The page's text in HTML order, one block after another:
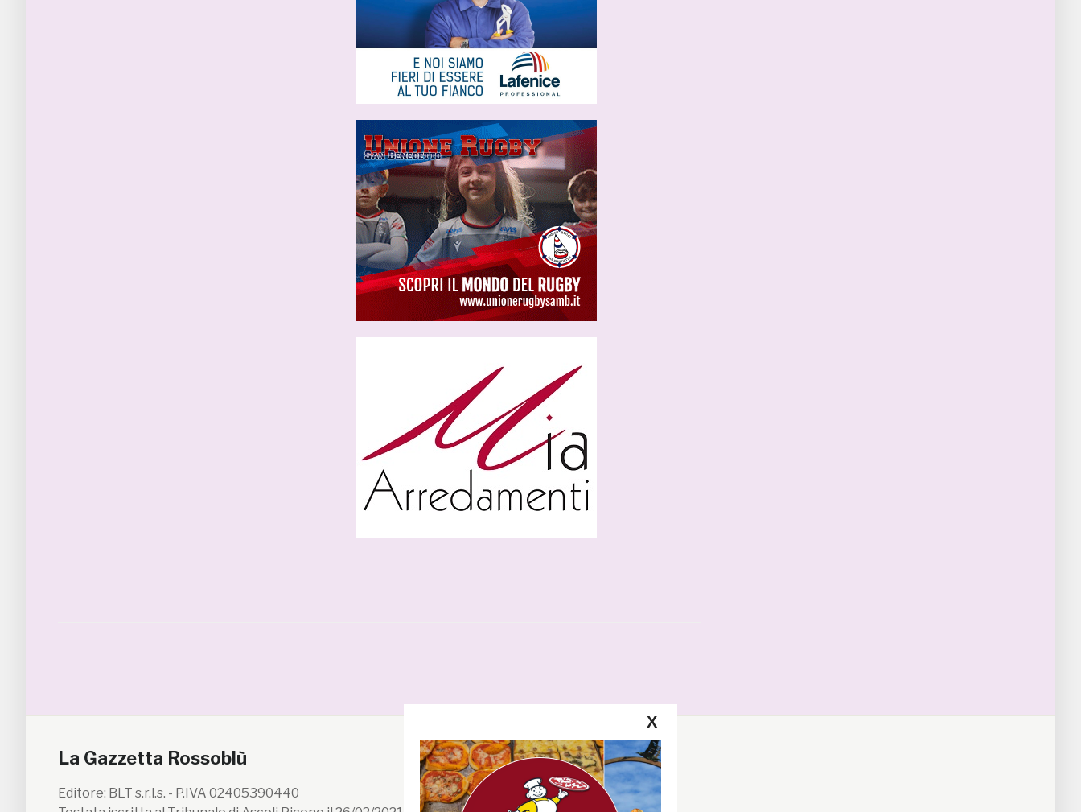
La Gazzetta Rossoblù
Editore: BLT s.r.l.s. - P.IVA 02405390440
Segui la GRB
Facebook
X